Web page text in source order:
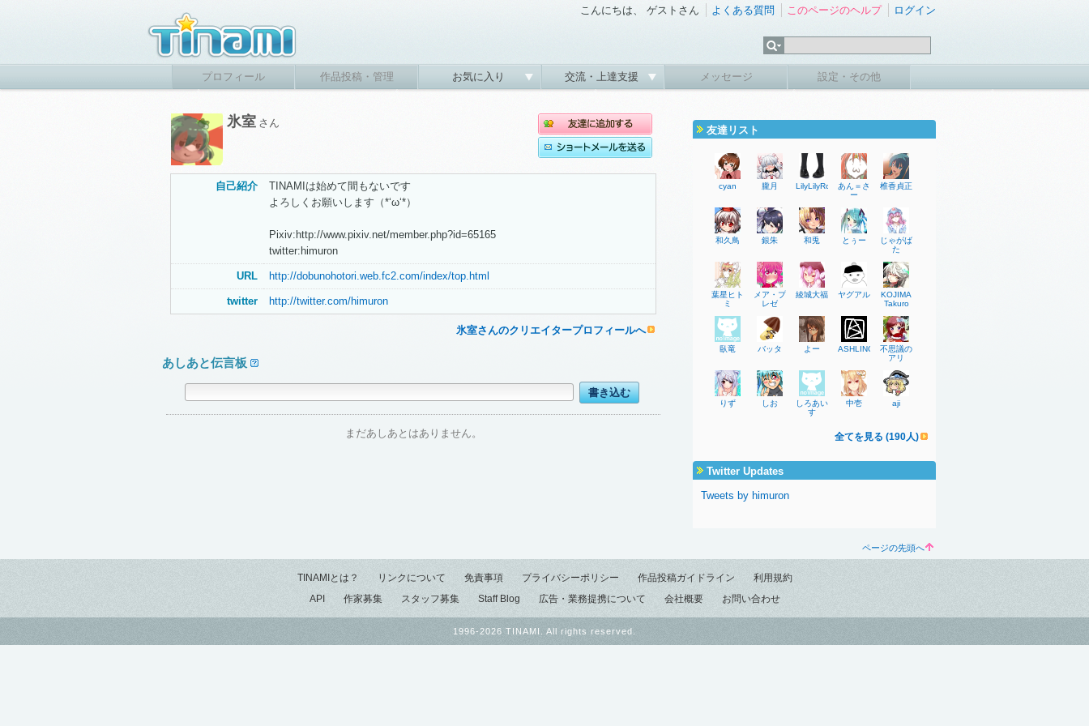
こんにちは、 ゲストさん よくある質問 このページのヘルプ ログイン
プロフィール 作品投稿・管理 お気に入り 交流・上達支援 メッセージ 設定・その他
氷室 さん
自己紹介
TINAMIは始めて間もないです
よろしくお願いします（*‘ω‘*）
Pixiv:http://www.pixiv.net/member.php?id=65165
twitter:himuron
URL http://dobunohotori.web.fc2.com/index/top.html
twitter http://twitter.com/himuron
氷室さんのクリエイタープロフィールへ
あしあと伝言板
まだあしあとはありません。
友達リスト
cyan 朧月 LilyLilyRoseあん＝さ
ー
椎香貞正
和久鳥 銀朱 和兎 とぅー
じゃがば
た
葉星ヒト
ミ
メア・プ
レゼ
綾城大福 ヤグアル
KOJIMA
Takuro
臥竜 バッタ よー ASHLING
不思議の
アリ
りず しお
しろあい
す
中壱 aji
全てを見る (190人)
Twitter Updates
Tweets by himuron
ページの先頭へ
TINAMIとは？ リンクについて 免責事項 プライバシーポリシー 作品投稿ガイドライン
利用規約
API
作家募集 スタッフ募集 Staff Blog 広告・業務提携について 会社概要 お問い合わせ
1996-2026 TINAMI. All rights reserved.